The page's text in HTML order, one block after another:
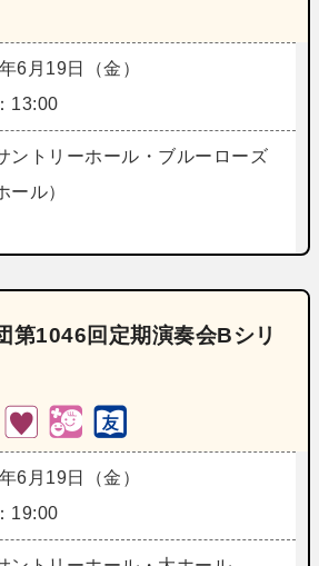
6月19日（金）
13:00
ントリーホール・ブルーローズ
ール）
第1046回定期演奏会Bシリ
6月19日（金）
19:00